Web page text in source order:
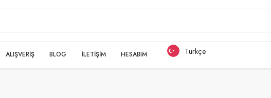
ALIŞVERİŞ BLOG İLETİŞİM HESABIM Türkçe